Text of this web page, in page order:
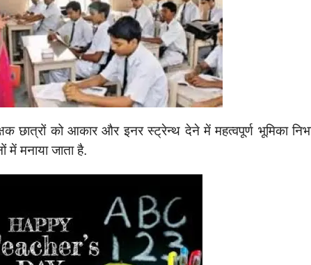
छात्रों को आकार और इनर स्ट्रेन्थ देने में महत्वपूर्ण भूमिका
मनाया जाता है.